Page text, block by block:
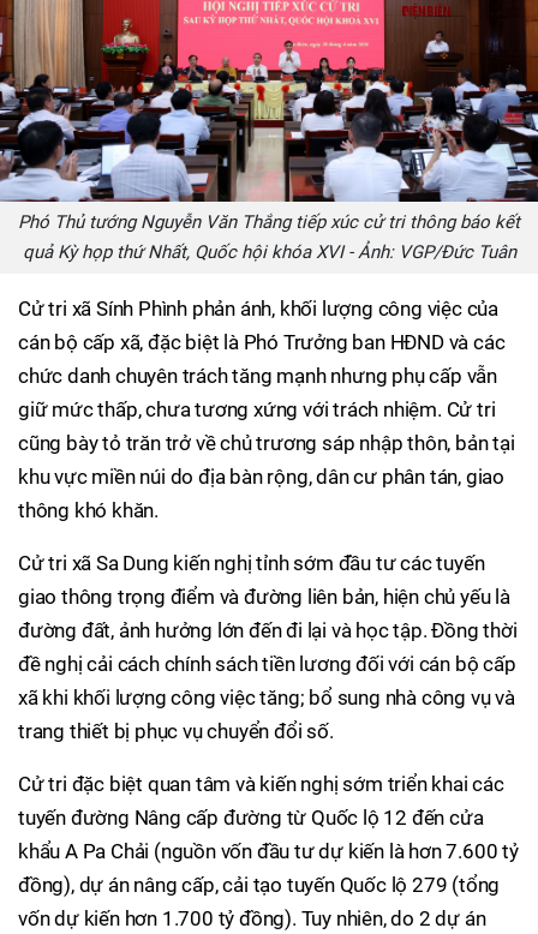
Phó Thủ tướng Nguyễn Văn Thắng tiếp xúc cử tri thông báo kết
quả Kỳ họp thứ Nhất, Quốc hội khóa XVI - Ảnh: VGP/Đức Tuân
Cử tri xã Sính Phình phản ánh, khối lượng công việc của
cán bộ cấp xã, đặc biệt là Phó Trưởng ban HĐND và các
chức danh chuyên trách tăng mạnh nhưng phụ cấp vẫn
giữ mức thấp, chưa tương xứng với trách nhiệm. Cử tri
cũng bày tỏ trăn trở về chủ trương sáp nhập thôn, bản tại
khu vực miền núi do địa bàn rộng, dân cư phân tán, giao
thông khó khăn.
Cử tri xã Sa Dung kiến nghị tỉnh sớm đầu tư các tuyến
giao thông trọng điểm và đường liên bản, hiện chủ yếu là
đường đất, ảnh hưởng lớn đến đi lại và học tập. Đồng thời
đề nghị cải cách chính sách tiền lương đối với cán bộ cấp
xã khi khối lượng công việc tăng; bổ sung nhà công vụ và
trang thiết bị phục vụ chuyển đổi số.
Cử tri đặc biệt quan tâm và kiến nghị sớm triển khai các
tuyến đường Nâng cấp đường từ Quốc lộ 12 đến cửa
khẩu A Pa Chải (nguồn vốn đầu tư dự kiến là hơn 7.600 tỷ
đồng), dự án nâng cấp, cải tạo tuyến Quốc lộ 279 (tổng
vốn dự kiến hơn 1.700 tỷ đồng). Tuy nhiên, do 2 dự án